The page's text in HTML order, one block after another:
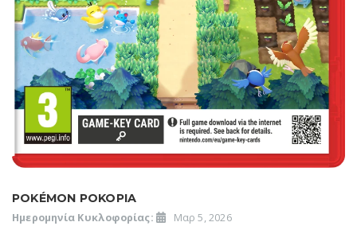
POKÉMON POKOPIA
Ημερομηνία Κυκλοφορίας: Μαρ 5, 2026